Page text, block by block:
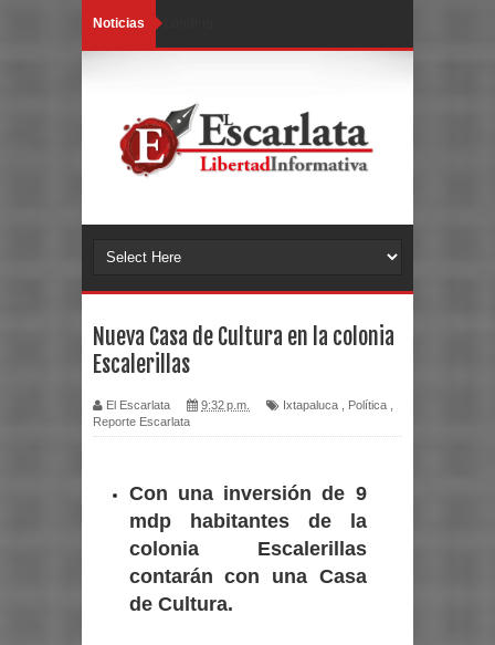
Noticias
Nueva Casa de Cultura en la colonia
Escalerillas
El Escarlata 9:32 p.m. Ixtapaluca Política
Reporte Escarlata
Con una inversión de 9
mdp habitantes de la
colonia Escalerillas
contarán con una Casa
de Cultura.